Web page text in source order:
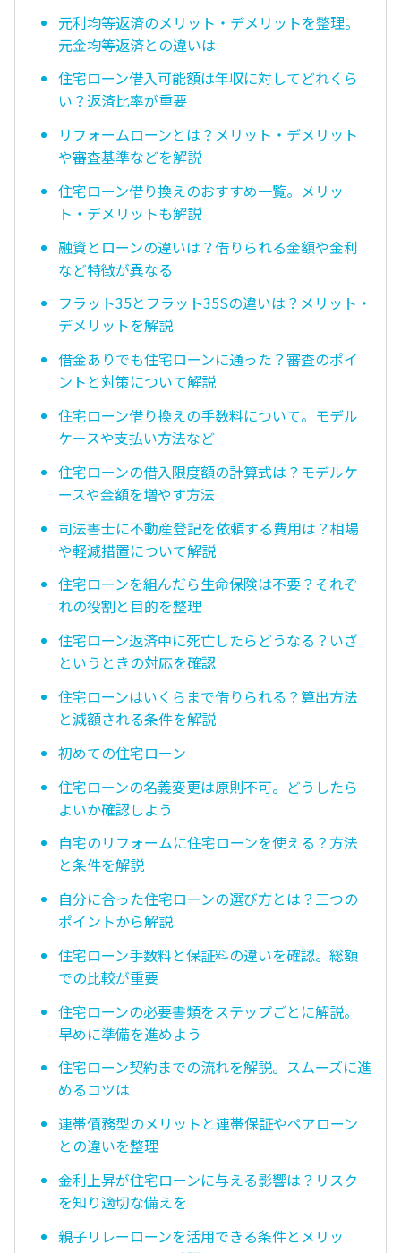
元利均等返済のメリット・デメリットを整理。
元金均等返済との違いは
住宅ローン借入可能額は年収に対してどれくら
い？返済比率が重要
リフォームローンとは？メリット・デメリット
や審査基準などを解説
住宅ローン借り換えのおすすめ一覧。メリッ
ト・デメリットも解説
融資とローンの違いは？借りられる金額や金利
など特徴が異なる
フラット35とフラット35Sの違いは？メリット・
デメリットを解説
借金ありでも住宅ローンに通った？審査のポイ
ントと対策について解説
住宅ローン借り換えの手数料について。モデル
ケースや支払い方法など
住宅ローンの借入限度額の計算式は？モデルケ
ースや金額を増やす方法
司法書士に不動産登記を依頼する費用は？相場
や軽減措置について解説
住宅ローンを組んだら生命保険は不要？それぞ
れの役割と目的を整理
住宅ローン返済中に死亡したらどうなる？いざ
というときの対応を確認
住宅ローンはいくらまで借りられる？算出方法
と減額される条件を解説
初めての住宅ローン
住宅ローンの名義変更は原則不可。どうしたら
よいか確認しよう
自宅のリフォームに住宅ローンを使える？方法
と条件を解説
自分に合った住宅ローンの選び方とは？三つの
ポイントから解説
住宅ローン手数料と保証料の違いを確認。総額
での比較が重要
住宅ローンの必要書類をステップごとに解説。
早めに準備を進めよう
住宅ローン契約までの流れを解説。スムーズに進
めるコツは
連帯債務型のメリットと連帯保証やペアローン
との違いを整理
金利上昇が住宅ローンに与える影響は？リスク
を知り適切な備えを
親子リレーローンを活用できる条件とメリッ